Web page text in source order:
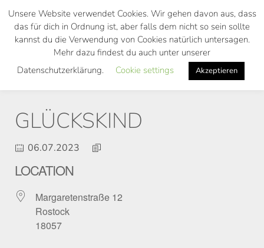
Skip
main
GLÜCKSKIND
06.07.2023
LOCATION
Margaretenstraße 12
Rostock
18057
Unsere Website verwendet Cookies. Wir gehen davon aus, dass
das für dich in Ordnung ist, aber falls dem nicht so sein sollte
kannst du die Verwendung von Cookies natürlich untersagen.
Mehr dazu findest du auch unter unserer
Datenschutzerklärung.
Cookie settings Akzeptieren